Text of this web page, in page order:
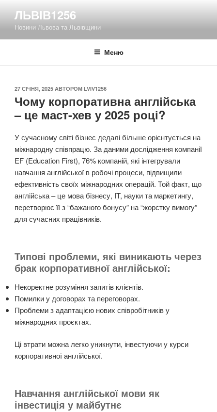
вмісту
ЛЬВІВ1256
Новини Львова та Львівщини
Меню
ОПУБЛІКОВАНО
27 СІЧНЯ, 2025 АВТОРОМ LVIV1256
Чому корпоративна англійська
– це маст-хев у 2025 році?
У сучасному світі бізнес дедалі більше орієнтується на
міжнародну співпрацю. За даними дослідження компанії
EF (Education First), 76% компаній, які інтегрували
навчання англійської в робочі процеси, підвищили
ефективність своїх міжнародних операцій. Той факт, що
англійська – це мова бізнесу, IT, науки та маркетингу,
перетворює її з “бажаного бонусу” на “жорстку вимогу”
для сучасних працівників.
Типові проблеми, які виникають через
брак корпоративної англійської:
Некоректне розуміння запитів клієнтів.
Помилки у договорах та переговорах.
Проблеми з адаптацією нових співробітників у
міжнародних проєктах.
Ці втрати можна легко уникнути, інвестуючи у курси
корпоративної англійської.
Навчання англійської мови як
інвестиція у майбутнє